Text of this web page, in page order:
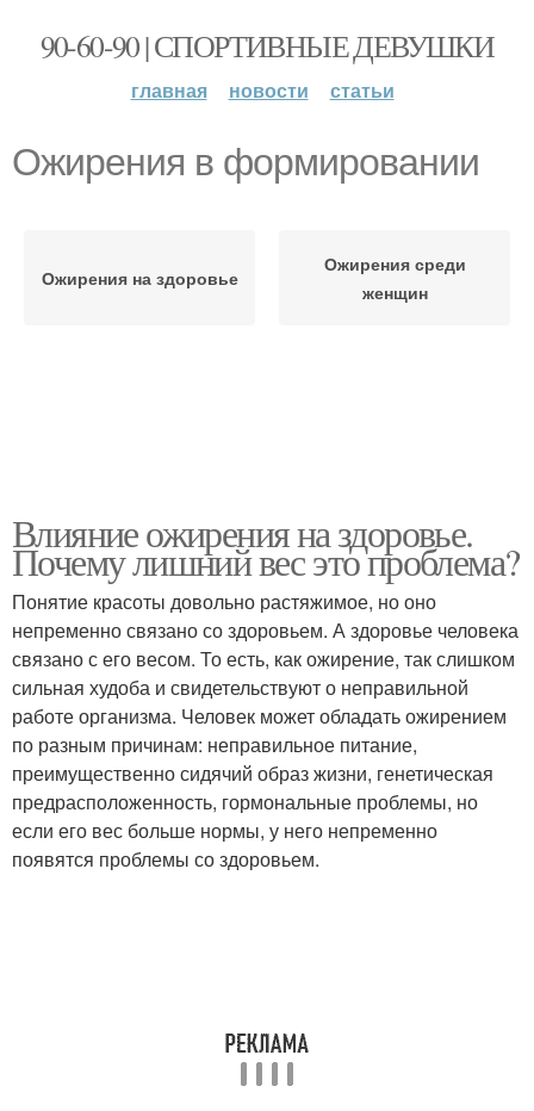
90-60-90 | СПОРТИВНЫЕ ДЕВУШКИ
главная новости статьи
Ожирения в формировании
Ожирения на здоровье
Ожирения среди
женщин
Влияние ожирения на здоровье.
Почему лишний вес это проблема?
Понятие красоты довольно растяжимое, но оно
непременно связано со здоровьем. А здоровье человека
связано с его весом. То есть, как ожирение, так слишком
сильная худоба и свидетельствуют о неправильной
работе организма. Человек может обладать ожирением
по разным причинам: неправильное питание,
преимущественно сидячий образ жизни, генетическая
предрасположенность, гормональные проблемы, но
если его вес больше нормы, у него непременно
появятся проблемы со здоровьем.